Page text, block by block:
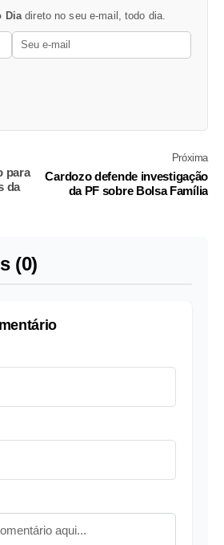
Diadireto no seu e-mail, todo dia.
para
da
Próxima
Cardozo defende investigação
da PF sobre Bolsa Família
(0)